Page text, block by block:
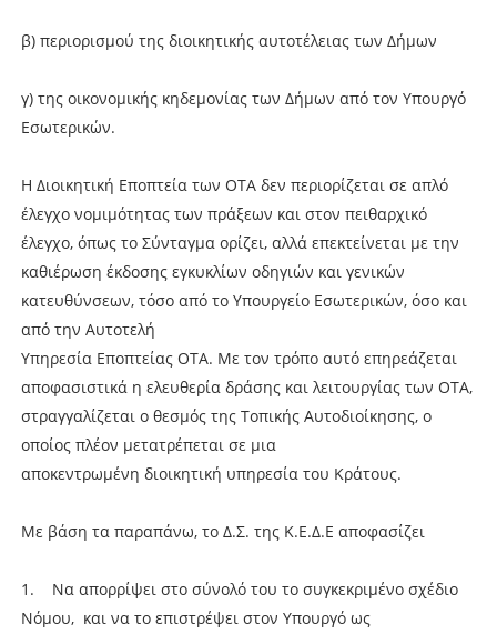
β) περιορισμού της διοικητικής αυτοτέλειας των Δήμων
γ) της οικονομικής κηδεμονίας των Δήμων από τον Υπουργό
Εσωτερικών.
Η Διοικητική Εποπτεία των ΟΤΑ δεν περιορίζεται σε απλό
έλεγχο νομιμότητας των πράξεων και στον πειθαρχικό
έλεγχο, όπως το Σύνταγμα ορίζει, αλλά επεκτείνεται με την
καθιέρωση έκδοσης εγκυκλίων οδηγιών και γενικών
κατευθύνσεων, τόσο από το Υπουργείο Εσωτερικών, όσο και
από την Αυτοτελή
Υπηρεσία Εποπτείας ΟΤΑ. Με τον τρόπο αυτό επηρεάζεται
αποφασιστικά η ελευθερία δράσης και λειτουργίας των ΟΤΑ,
στραγγαλίζεται ο θεσμός της Τοπικής Αυτοδιοίκησης, ο
οποίος πλέον μετατρέπεται σε μια
αποκεντρωμένη διοικητική υπηρεσία του Κράτους.
Με βάση τα παραπάνω, το Δ.Σ. της Κ.Ε.Δ.Ε αποφασίζει
1. Να απορρίψει στο σύνολό του το συγκεκριμένο σχέδιο
Νόμου, και να το επιστρέψει στον Υπουργό ως